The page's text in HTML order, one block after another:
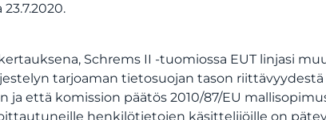
Schrems II -tuomiossa EUT linjasi
tarjoaman tietosuojan tason
ja että komission päätös 2010/87/EU
henkilötietojen käsittelijöille on